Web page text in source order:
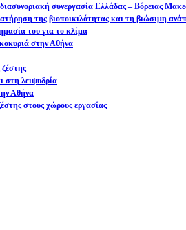
συνεργασία Ελλάδας – Βόρειας
της βιοποικιλότητας και τη βιώσιμη
του για το κλίμα
στην Αθήνα
στη λειψυδρία
Αθήνα
στους χώρους εργασίας